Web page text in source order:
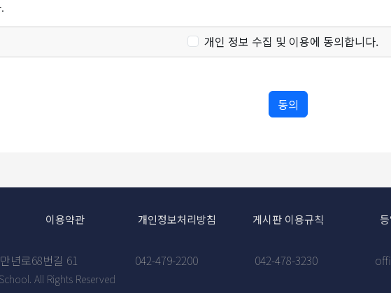
에 따라 개정약관을 공지 또는 통지하면서 회원에게 30일 기간 내에 의사표시를 하지 않으면
에도 회원이 명시적으로 거부의 의사표시를 하지 아니한 경우 회원이 개정약관에 동의한 것으
정약관의 적용에 동의하지 않는 경우 "학교"는 개정 약관의 내용을 적용할 수 없으며, 이 경우
는 특별한 사정이 있는 경우에는 "학교"는 이용계약을 해지할 수 있습니다.
용계약 체결)
회원"이 되고자 하는 자(이하 "가입신청자")가 약관의 내용에 대하여 동의를 한 다음 회원가
신청자"의 신청에 대하여 "서비스" 이용을 승낙함을 원칙으로 합니다. 다만, "학교"는 다음
을 해지할 수 있습니다.
신청자가 이 약관에 의하여 이전에 회원자격을 상실한 적이 있는 경우, 단 "학교"의 회원 재가입
사 확인, 회원제 서비스 이용에 따른 본인확인, 회원자격 유지 · 관리, 서비스 부정이용 방지
는 회원가입, 서비스 신청 등을 위해 아래와 같은 개인정보를 수집하고 있습니다.
항목 : 학년, 반, 생일, 연락처, 프로필 사진
로그, 쿠키, 접속 IP 정보, 방문일시
집방법
개인 정보 수집 및 이용에 동의합니다.
이용약관 개인정보처리방침 게시판 이용규칙
년로68번길 61 042-479-2200 042-478-3230
All Rights Reserved